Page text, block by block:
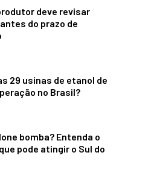
deve revisar
do prazo de
29 usinas de etanol de
no Brasil?
bomba? Entenda o
pode atingir o Sul do